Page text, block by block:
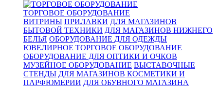
ТОРГОВОЕ ОБОРУДОВАНИЕ
ВИТРИНЫ ПРИЛАВКИ ДЛЯ МАГАЗИНОВ
БЫТОВОЙ ТЕХНИКИ ДЛЯ МАГАЗИНОВ НИЖНЕГО
БЕЛЬЯ ОБОРУДОВАНИЕ ДЛЯ ОДЕЖДЫ
ЮВЕЛИРНОЕ ТОРГОВОЕ ОБОРУДОВАНИЕ
ОБОРУДОВАНИЕ ДЛЯ ОПТИКИ И ОЧКОВ
МУЗЕЙНОЕ ОБОРУДОВАНИЕ ВЫСТАВОЧНЫЕ
СТЕНДЫ ДЛЯ МАГАЗИНОВ КОСМЕТИКИ И
ПАРФЮМЕРИИ ДЛЯ ОБУВНОГО МАГАЗИНА